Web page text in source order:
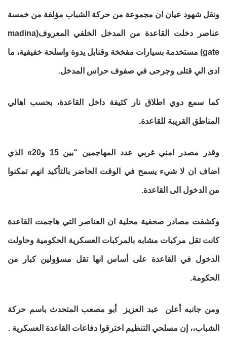
ونقل شهود عيان ان مجموعة من حركة الشباب مؤلفة من خمسة
عناصر دخلت القاعدة من المدخل الخلفي المعروف(madina
gate) مستخدمة بسيارات مفخخة وقنابل يدوة واسلحة خفيفية، ما
ادى الي قتلى وجرحى في صفوف حراس المدخل.
كما سمع دوي اطلاق نار كثيفة داخل القاعدة، بحسب اهالي
المناطق القريبة للقاعدة.
وقدر مصدر امني غربي عدد المهاجمين “بين 15 و20» الذي
اضاف ان لا شيء يسمح في الوقت الحاضر بالتأكيد انهم تمكنوا
من الدخول الى القاعدة.
وكشفت مصادر صحفية محلية ان العناصر التي هاجمت القاعدة
كانت تقل مركبات مشابه بالمركبات العسكرية الحكومية وحاولت
الدخول في القاعدة على أساس انها تقل مسؤولين كبار من
الحكومة.
ومن جانبه أعلن عبد العزيز أبو مصعب المتحدث باسم حركة
الشباب،، إن مسلحي التنظيم اخترقوا دفاعات القاعدة العسكرية .